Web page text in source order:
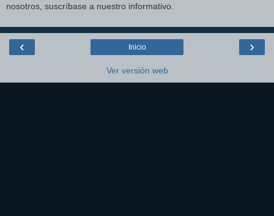
nosotros, suscríbase a nuestro informativo.
‹ ›
Inicio
Ver versión web